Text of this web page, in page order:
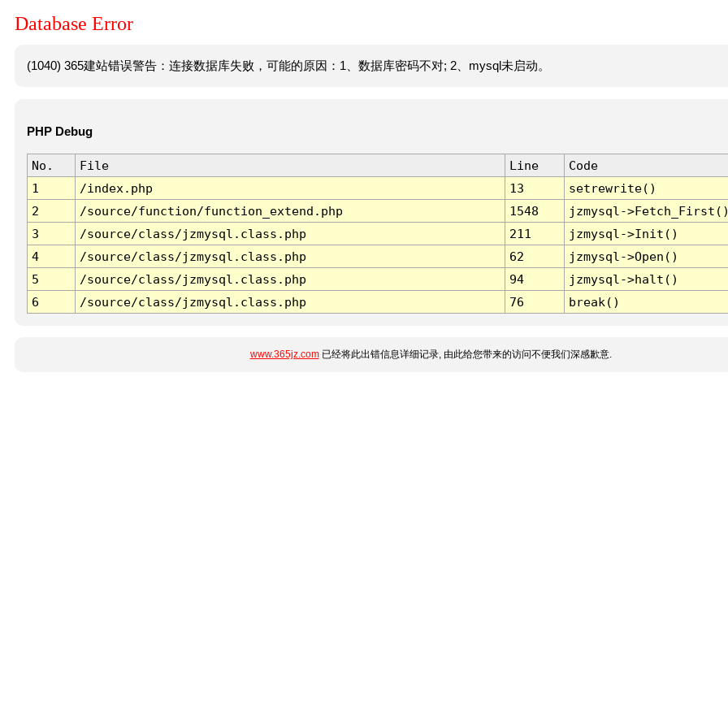
Database Error
(1040) 365建站错误警告：连接数据库失败，可能的原因：1、数据库密码不对; 2、mysql未启动。
PHP Debug
No. File Line
Code
1
/index.php 13
setrewrite()
2
/source/function/function_extend.php 1548
jzmysql-
3
/source/class/jzmysql.class.php 211
jzmysql->Init()
4
/source/class/jzmysql.class.php 62
jzmysql->Open()
5
/source/class/jzmysql.class.php 94
jzmysql->halt()
6
/source/class/jzmysql.class.php 76 break()
www.365jz.com已经将此出错信息详细记录, 由此给您带来的访问不便我们深感歉意.